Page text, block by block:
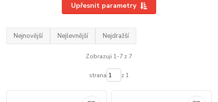
Upřesnit parametry
Nejnovější Nejlevnější Nejdražší
Zobrazuji 1-7 z 7
strana z 1